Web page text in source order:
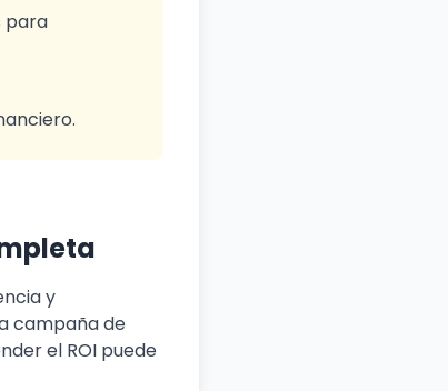
para
y
campaña de
el ROI puede